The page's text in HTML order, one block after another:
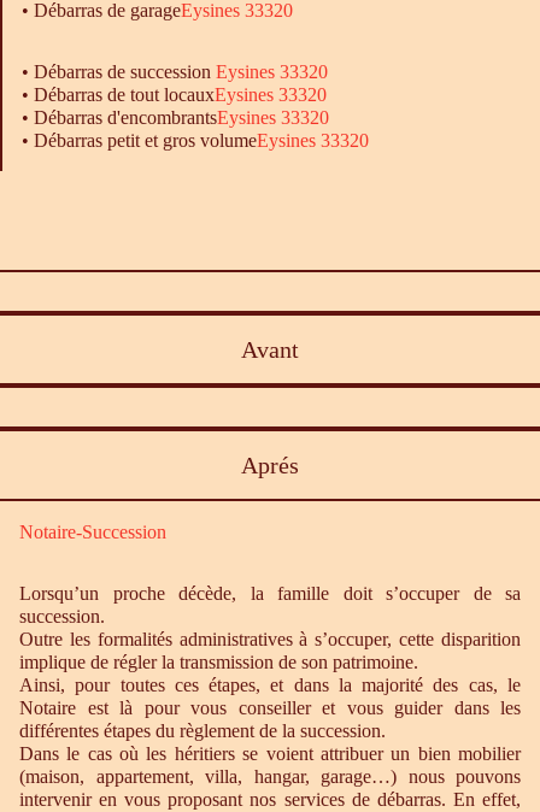
• Débarras de garageEysines 33320
• Débarras de succession Eysines 33320
• Débarras de tout locauxEysines 33320
• Débarras d'encombrantsEysines 33320
• Débarras petit et gros volumeEysines 33320
Avant
Aprés
Notaire-Succession
Lorsqu’un proche décède, la famille doit s’occuper de sa
succession.
Outre les formalités administratives à s’occuper, cette disparition
implique de régler la transmission de son patrimoine.
Ainsi, pour toutes ces étapes, et dans la majorité des cas, le
Notaire est là pour vous conseiller et vous guider dans les
différentes étapes du règlement de la succession.
Dans le cas où les héritiers se voient attribuer un bien mobilier
(maison, appartement, villa, hangar, garage…) nous pouvons
intervenir en vous proposant nos services de débarras. En effet,